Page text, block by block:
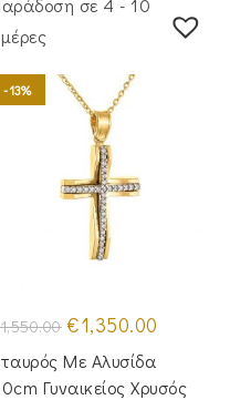
σε 4 - 10
-13%
1,550.00 Original
price
was:
€1,550.00.
€1,350.00
€1,350.00.
Με Αλυσίδα
Γυναικείος Χρυσός